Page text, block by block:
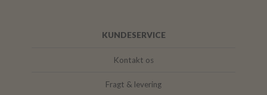
KUNDESERVICE
Kontakt os
Fragt & levering